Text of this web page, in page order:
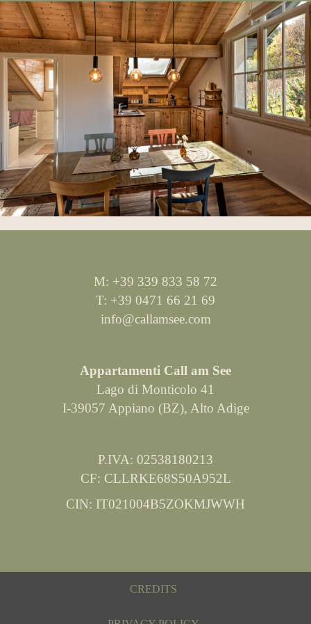
M: +39 339 833 58 72
T: +39 0471 66 21 69
info@callamsee.com
Appartamenti Call am See
Lago di Monticolo 41
I-39057 Appiano (BZ), Alto Adige
P.IVA: 02538180213
CF: CLLRKE68S50A952L
CIN: IT021004B5ZOKMJWWH
CREDITS